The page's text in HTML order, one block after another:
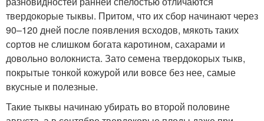
твердокорые тыквы. Притом, что их сбор начинают через
90–120 дней после появления всходов, мякоть таких
сортов не слишком богата каротином, сахарами и
довольно волокниста. Зато семена твердокорых тыкв,
покрытые тонкой кожурой или вовсе без нее, самые
вкусные и полезные.
Такие тыквы начинаю убирать во второй половине